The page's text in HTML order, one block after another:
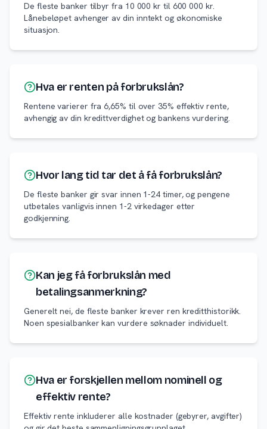
De fleste banker tilbyr fra 10 000 kr til 600 000 kr.
Lånebeløpet avhenger av din inntekt og økonomiske
situasjon.
Hva er renten på forbrukslån?
Rentene varierer fra 6,65% til over 35% effektiv rente,
avhengig av din kredittverdighet og bankens vurdering.
Hvor lang tid tar det å få forbrukslån?
De fleste banker gir svar innen 1-24 timer, og pengene
utbetales vanligvis innen 1-2 virkedager etter
godkjenning.
Kan jeg få forbrukslån med
betalingsanmerkning?
Generelt nei, de fleste banker krever ren kreditthistorikk.
Noen spesialbanker kan vurdere søknader individuelt.
Hva er forskjellen mellom nominell og
effektiv rente?
Effektiv rente inkluderer alle kostnader (gebyrer, avgifter)